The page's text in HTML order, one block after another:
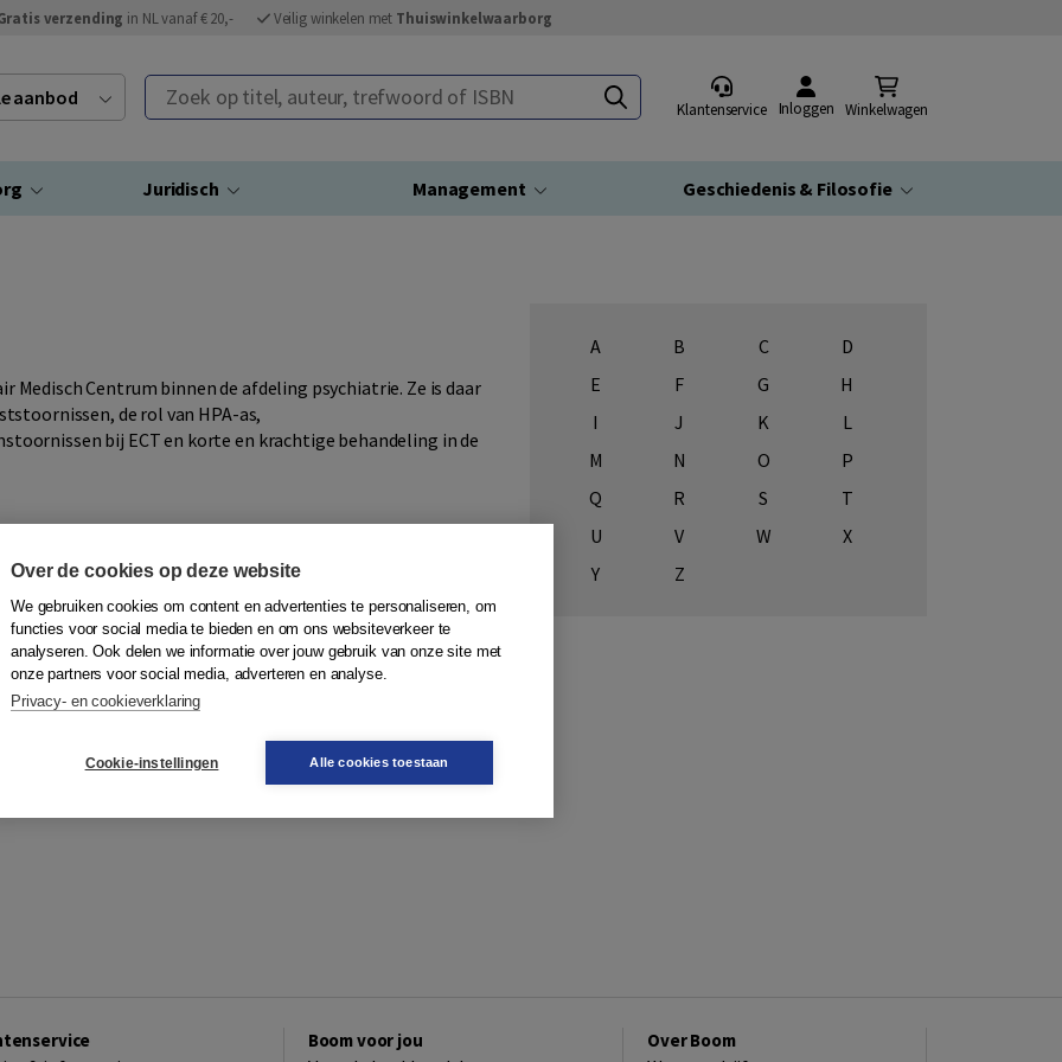
verzending in NL vanaf € 20,- Veilig winkelen met Thuiswinkelwaarborg
aanbod Zoek op titel, auteur, trefwoord of ISBN
Klantenservice Inloggen Winkelwagen
Juridisch Management Geschiedenis & Filosofie
Medisch Centrum binnen de afdeling psychiatrie. Ze is daar
de rol van HPA-as,
bij ECT en korte en krachtige behandeling in de
A B C
D
E
F G
H
I
J K
L
M
N O
P
Q
R S
T
U
V W
X
Y
Z
Boom voor jou Over Boom
Over de cookies op deze website
We gebruiken cookies om content en advertenties te personaliseren, om
functies voor social media te bieden en om ons websiteverkeer te
analyseren. Ook delen we informatie over jouw gebruik van onze site met
onze partners voor social media, adverteren en analyse.
Privacy- en cookieverklaring
Cookie-instellingen Alle cookies toestaan